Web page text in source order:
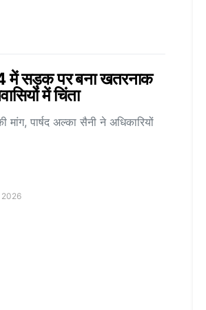
में सड़क पर बना खतरनाक
में चिंता
पार्षद अल्का सैनी ने अधिकारियों
2026